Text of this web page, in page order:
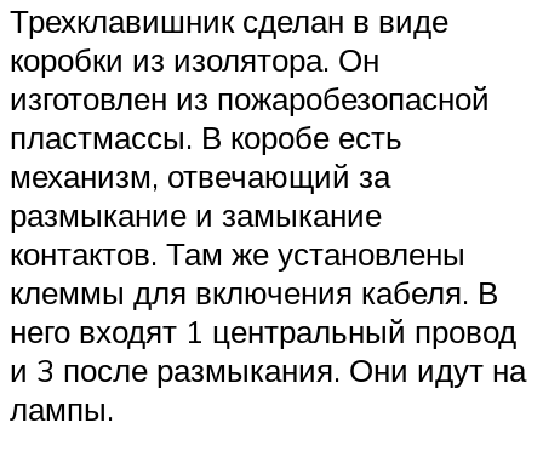
Трехклавишник сделан в виде
коробки из изолятора. Он
изготовлен из пожаробезопасной
пластмассы. В коробе есть
механизм, отвечающий за
размыкание и замыкание
контактов. Там же установлены
клеммы для включения кабеля. В
него входят 1 центральный провод
и 3 после размыкания. Они идут на
лампы.